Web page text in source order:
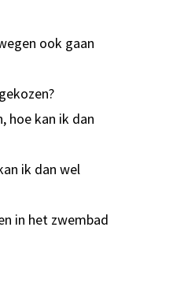
ook gaan
hoe kan ik dan
ik dan wel
in het zwembad